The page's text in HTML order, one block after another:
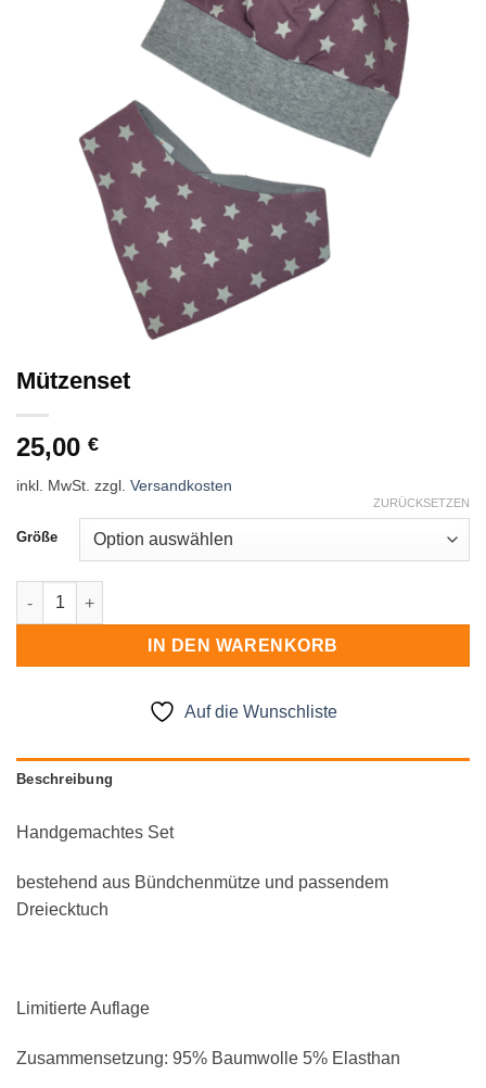
Mützenset
25,00 €
inkl. MwSt. zzgl. Versandkosten
Größe
ZURÜCKSETZEN
Mützenset Menge
IN DEN WARENKORB
Auf die Wunschliste
Beschreibung
Handgemachtes Set
bestehend aus Bündchenmütze und passendem
Dreiecktuch
Limitierte Auflage
Zusammensetzung: 95% Baumwolle 5% Elasthan